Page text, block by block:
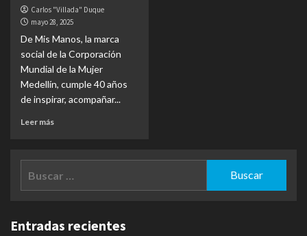
Carlos "Villada" Duque
mayo 28, 2025
De Mis Manos, la marca
social de la Corporación
Mundial de la Mujer
Medellín, cumple 40 años
de inspirar, acompañar...
Leer más
Entradas recientes